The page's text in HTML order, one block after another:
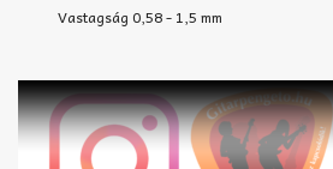
Vastagság 0,58 - 1,5 mm